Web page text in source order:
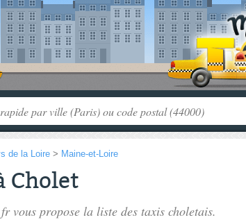
de la Loire > Maine-et-Loire
Cholet
vous propose la liste des taxis choletais.